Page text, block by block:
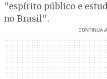
"espírito público e
no Brasil".